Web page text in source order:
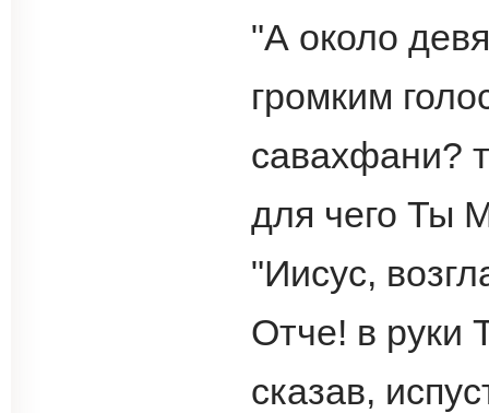
"А около
громким
савахфани?
для чего Ты
"Иисус,
Отче! в руки
сказав,